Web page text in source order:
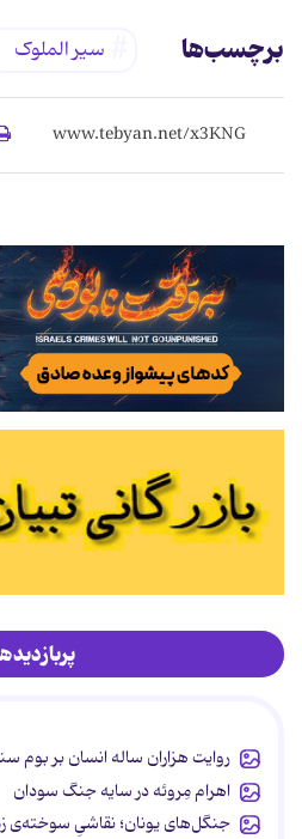
برچسب‌ها سیر الملوک
روایت هزاران ساله انسان بر بوم
اهرام مِروئه در سایه جنگ سودان
جنگل‌های یونان؛ نقاشیِ سوخته‌ی